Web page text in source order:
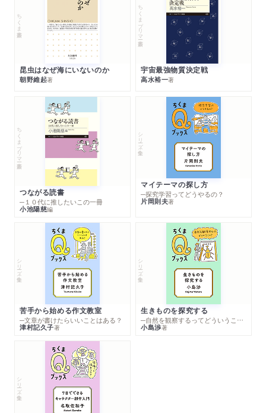
ちくま新書
昆虫はなぜ海にいないのか
朝野維起著
ちくまプリマー新書
宇宙最強物質決定戦
高水裕一著
ちくまプリマー新書
つながる読書
─１０代に推したいこの一冊
小池陽慈編
シリーズ・全集
マイテーマの探し方
─探究学習ってどうやるの？
片岡則夫著
シリーズ・全集
苦手から始める作文教室
─文章が書けたらいいことはある？
津村記久子著
シリーズ・全集
生きものを探究する
─自然を観察するってどういうこと？
小島渉著
シリーズ・全集